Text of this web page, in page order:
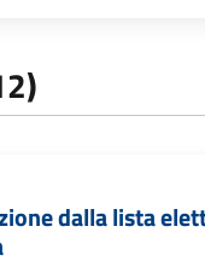
dalla lista